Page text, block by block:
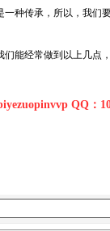
种传承，所以，我
能经常做到以上几
QQ